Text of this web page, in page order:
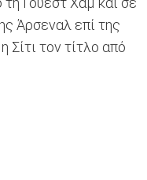
Άρσεναλ επί της
Σίτι τον τίτλο από